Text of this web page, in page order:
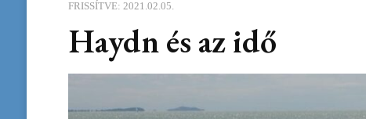
FRISSÍTVE:2021.02.05.
Haydn és az idő